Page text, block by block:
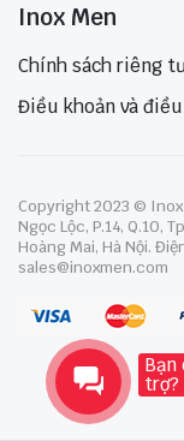
Inox Men
Chính sách riêng
Điều khoản và
Copyright 2023 ©
Ngọc Lộc, P.14, Q.10,
Hoàng Mai, Hà Nội.
sales@inoxmen.com
Bạn
trợ?